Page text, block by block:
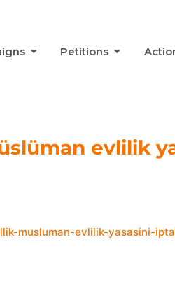
Petitions
evlilik
musluman-evlilik-yasasini-